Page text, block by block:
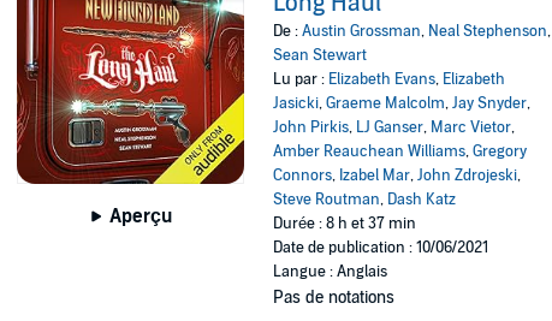
Aperçu
De :Austin Grossman, Neal Stephenson,
Sean Stewart
Lu par : Elizabeth Evans, Elizabeth
Jasicki,Graeme Malcolm,Jay Snyder,
John Pirkis, LJ Ganser, Marc Vietor,
Amber Reauchean Williams,Gregory
Connors, Izabel Mar,John Zdrojeski,
Steve Routman, Dash Katz
Durée : 8 h et 37 min
Date de publication : 10/06/2021
Langue : Anglais
Pas de notations